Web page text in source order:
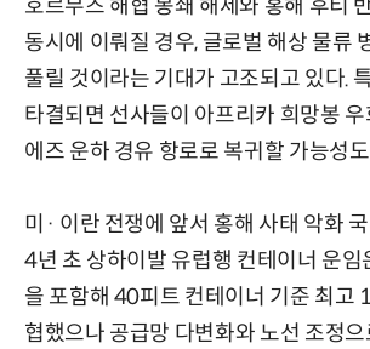
호르무즈 해협 봉쇄 해제와 홍해 후티
동시에 이뤄질 경우, 글로벌 해상 물류
풀릴 것이라는 기대가 고조되고 있다.
타결되면 선사들이 아프리카 희망봉
에즈 운하 경유 항로로 복귀할 가능성
미· 이란 전쟁에 앞서 홍해 사태 악화
4년 초 상하이발 유럽행 컨테이너 운임
을 포함해 40피트 컨테이너 기준 최고
협했으나 공급망 다변화와 노선 조정